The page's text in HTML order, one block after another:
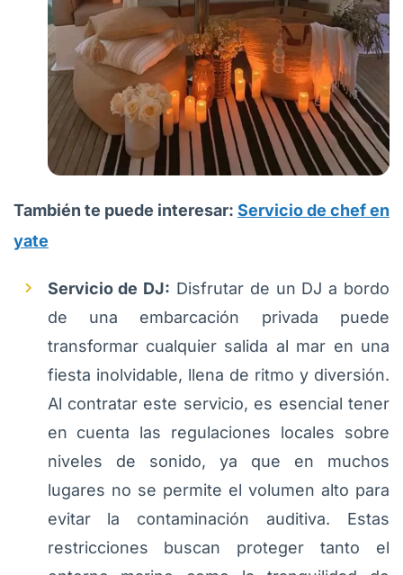
También te puede interesar: Servicio de chef en
yate
Servicio de DJ: Disfrutar de un DJ a bordo
de una embarcación privada puede
transformar cualquier salida al mar en una
fiesta inolvidable, llena de ritmo y diversión.
Al contratar este servicio, es esencial tener
en cuenta las regulaciones locales sobre
niveles de sonido, ya que en muchos
lugares no se permite el volumen alto para
evitar la contaminación auditiva. Estas
restricciones buscan proteger tanto el